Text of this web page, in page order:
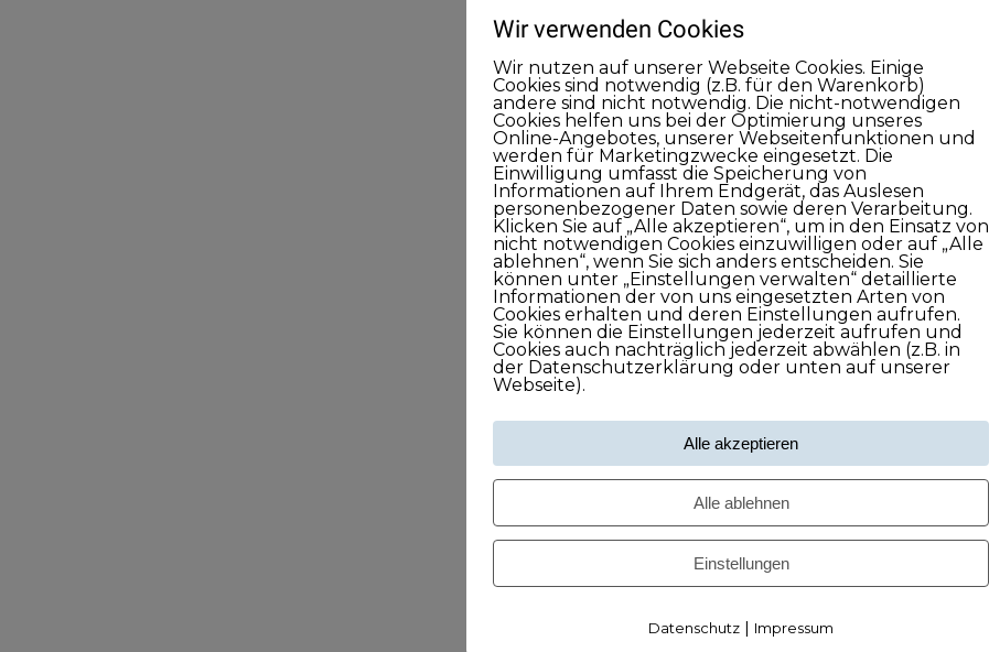
Wir verwenden Cookies
Wir nutzen auf unserer Webseite Cookies. Einige
Cookies sind notwendig (z.B. für den Warenkorb)
andere sind nicht notwendig. Die nicht-notwendigen
Cookies helfen uns bei der Optimierung unseres
Online-Angebotes, unserer Webseitenfunktionen und
werden für Marketingzwecke eingesetzt. Die
Einwilligung umfasst die Speicherung von
Informationen auf Ihrem Endgerät, das Auslesen
personenbezogener Daten sowie deren Verarbeitung.
Klicken Sie auf „Alle akzeptieren“, um in den Einsatz von
nicht notwendigen Cookies einzuwilligen oder auf „Alle
ablehnen“, wenn Sie sich anders entscheiden. Sie
können unter „Einstellungen verwalten“ detaillierte
Informationen der von uns eingesetzten Arten von
Cookies erhalten und deren Einstellungen aufrufen.
Sie können die Einstellungen jederzeit aufrufen und
Cookies auch nachträglich jederzeit abwählen (z.B. in
der Datenschutzerklärung oder unten auf unserer
Webseite).
Alle akzeptieren
Alle ablehnen
Einstellungen
Datenschutz | Impressum